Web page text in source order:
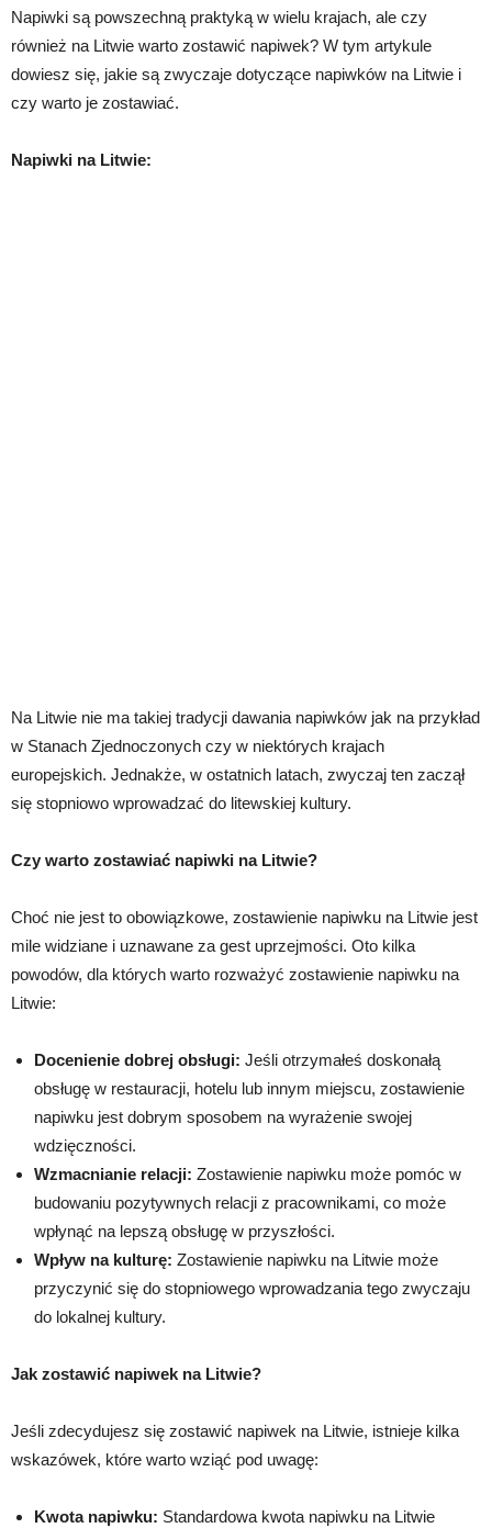
Napiwki są powszechną praktyką w wielu krajach, ale czy
również na Litwie warto zostawić napiwek? W tym artykule
dowiesz się, jakie są zwyczaje dotyczące napiwków na Litwie i
czy warto je zostawiać.
Napiwki na Litwie:
Na Litwie nie ma takiej tradycji dawania napiwków jak na przykład
w Stanach Zjednoczonych czy w niektórych krajach
europejskich. Jednakże, w ostatnich latach, zwyczaj ten zaczął
się stopniowo wprowadzać do litewskiej kultury.
Czy warto zostawiać napiwki na Litwie?
Choć nie jest to obowiązkowe, zostawienie napiwku na Litwie jest
mile widziane i uznawane za gest uprzejmości. Oto kilka
powodów, dla których warto rozważyć zostawienie napiwku na
Litwie:
Docenienie dobrej obsługi: Jeśli otrzymałeś doskonałą
obsługę w restauracji, hotelu lub innym miejscu, zostawienie
napiwku jest dobrym sposobem na wyrażenie swojej
wdzięczności.
Wzmacnianie relacji: Zostawienie napiwku może pomóc w
budowaniu pozytywnych relacji z pracownikami, co może
wpłynąć na lepszą obsługę w przyszłości.
Wpływ na kulturę: Zostawienie napiwku na Litwie może
przyczynić się do stopniowego wprowadzania tego zwyczaju
do lokalnej kultury.
Jak zostawić napiwek na Litwie?
Jeśli zdecydujesz się zostawić napiwek na Litwie, istnieje kilka
wskazówek, które warto wziąć pod uwagę:
Kwota napiwku: Standardowa kwota napiwku na Litwie